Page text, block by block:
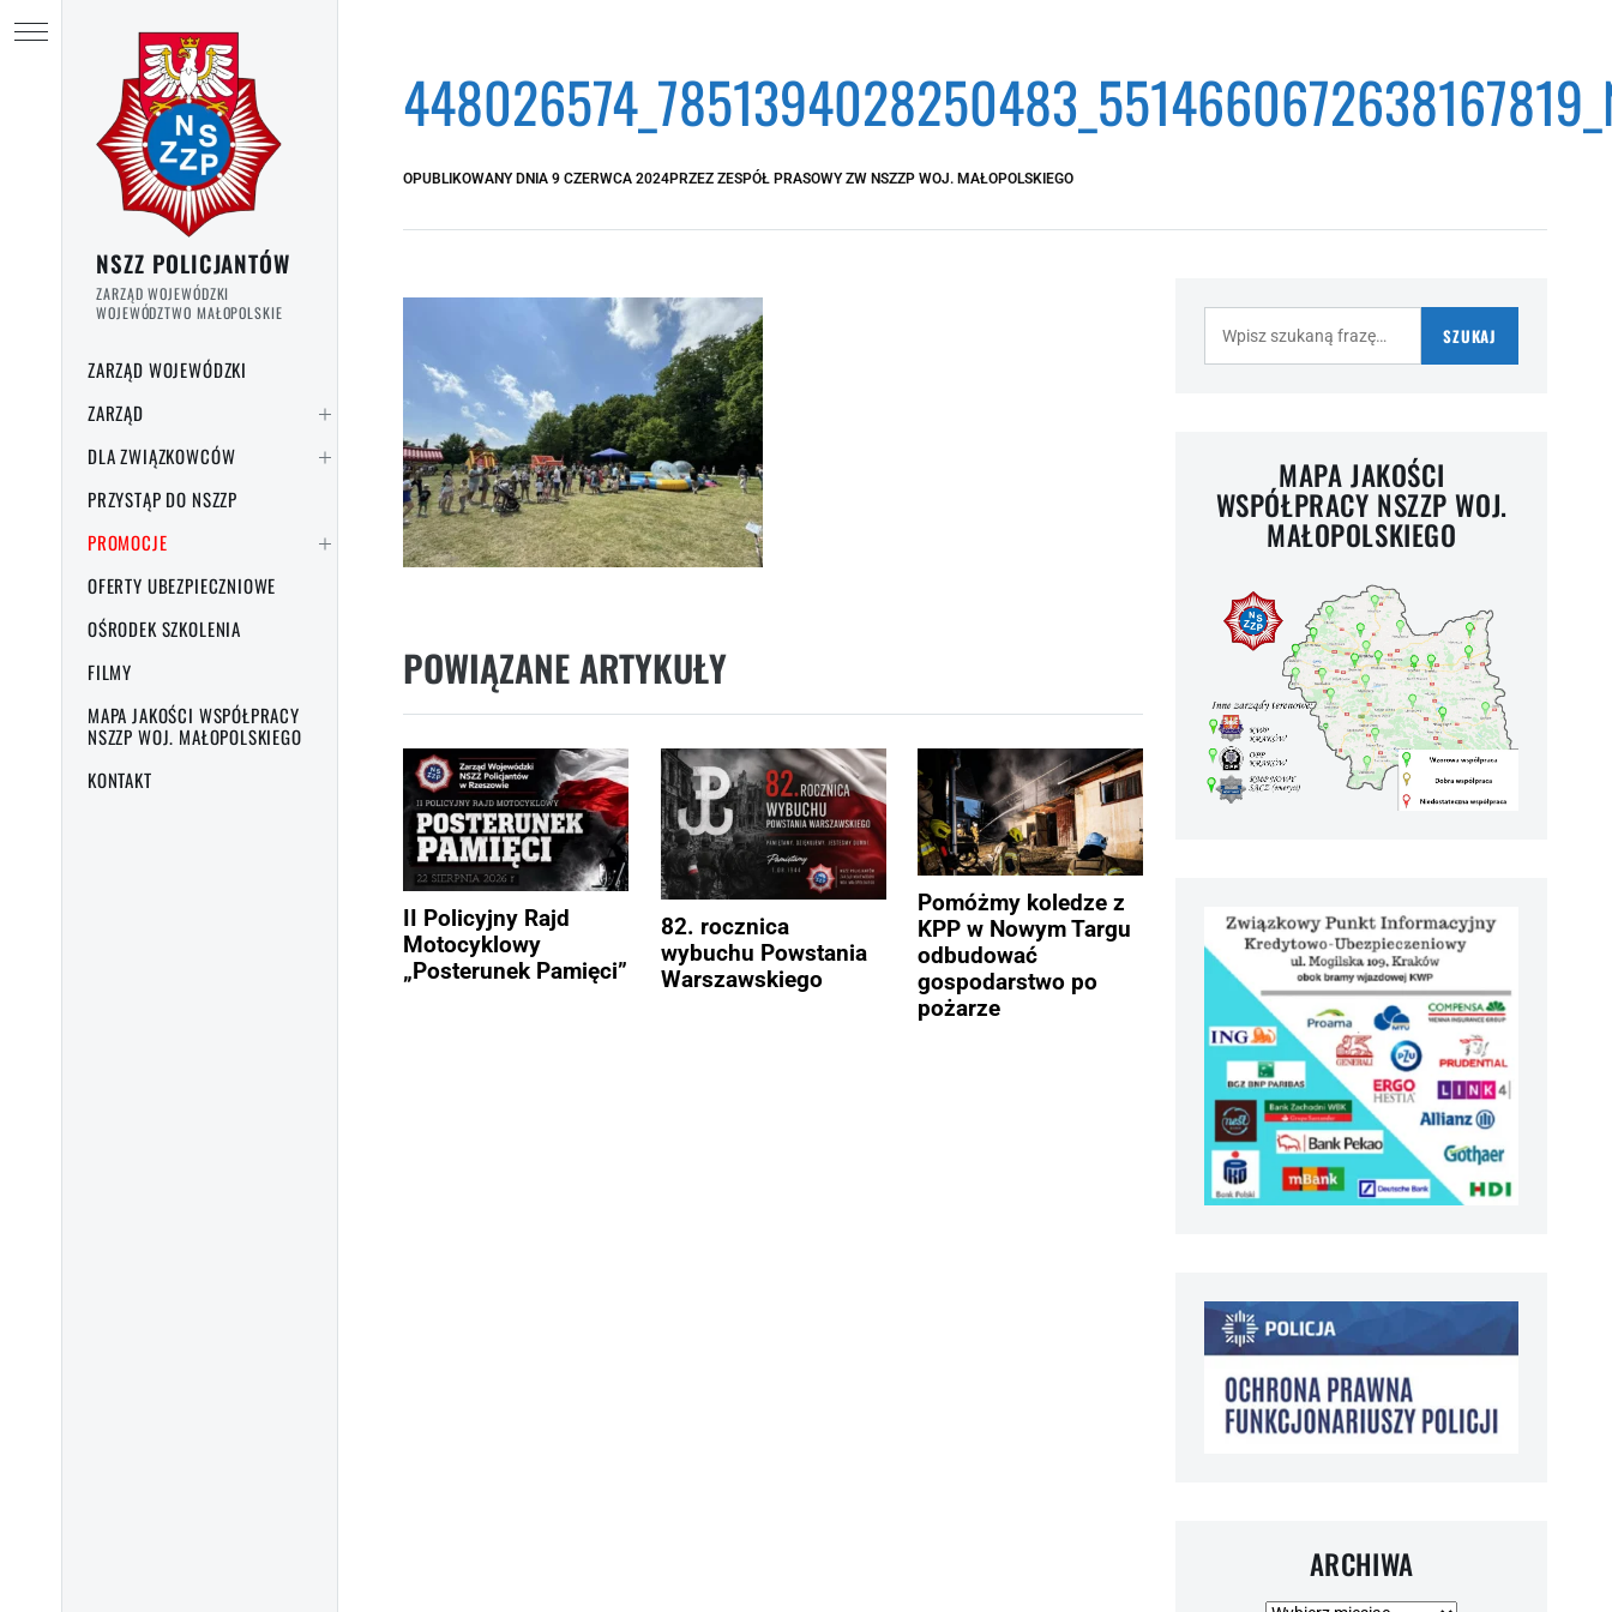
NSZZ POLICJANTÓW
ZARZĄD WOJEWÓDZKI
WOJEWÓDZTWO MAŁOPOLSKIE
ZARZĄD WOJEWÓDZKI
ZARZĄD
DLA ZWIĄZKOWCÓW
PRZYSTĄP DO NSZZP
PROMOCJE
OFERTY UBEZPIECZNIOWE
OŚRODEK SZKOLENIA
FILMY
MAPA JAKOŚCI WSPÓŁPRACY
NSZZP WOJ. MAŁOPOLSKIEGO
KONTAKT
OPUBLIKOWANY DNIA 9 CZERWCA 2024PRZEZ ZESPÓŁ PRASOWY ZW NSZZP WOJ. MAŁOPOLSKIEGO
POWIĄZANE ARTYKUŁY
II Policyjny Rajd
Motocyklowy
„Posterunek Pamięci”
82. rocznica
wybuchu Powstania
Warszawskiego
Pomóżmy koledze z
KPP w Nowym Targu
odbudować
gospodarstwo po
pożarze
SZUKAJ
MAPA JAKOŚCI
WSPÓŁPRACY NSZZP WOJ.
MAŁOPOLSKIEGO
ARCHIWA